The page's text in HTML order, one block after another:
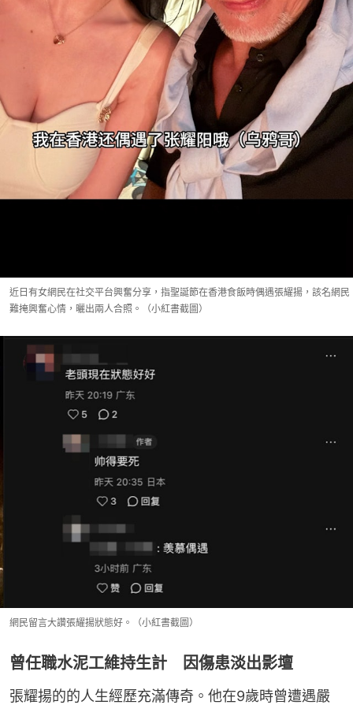
近日有女網民在社交平台興奮分享，指聖誕節在香港食飯時偶遇張耀揚，該名網民
難掩興奮心情，曬出兩人合照。（小紅書截圖）
網民留言大讚張耀揚狀態好。（小紅書截圖）
曾任職水泥工維持生計 因傷患淡出影壇
張耀揚的的人生經歷充滿傳奇。他在9歲時曾遭遇嚴